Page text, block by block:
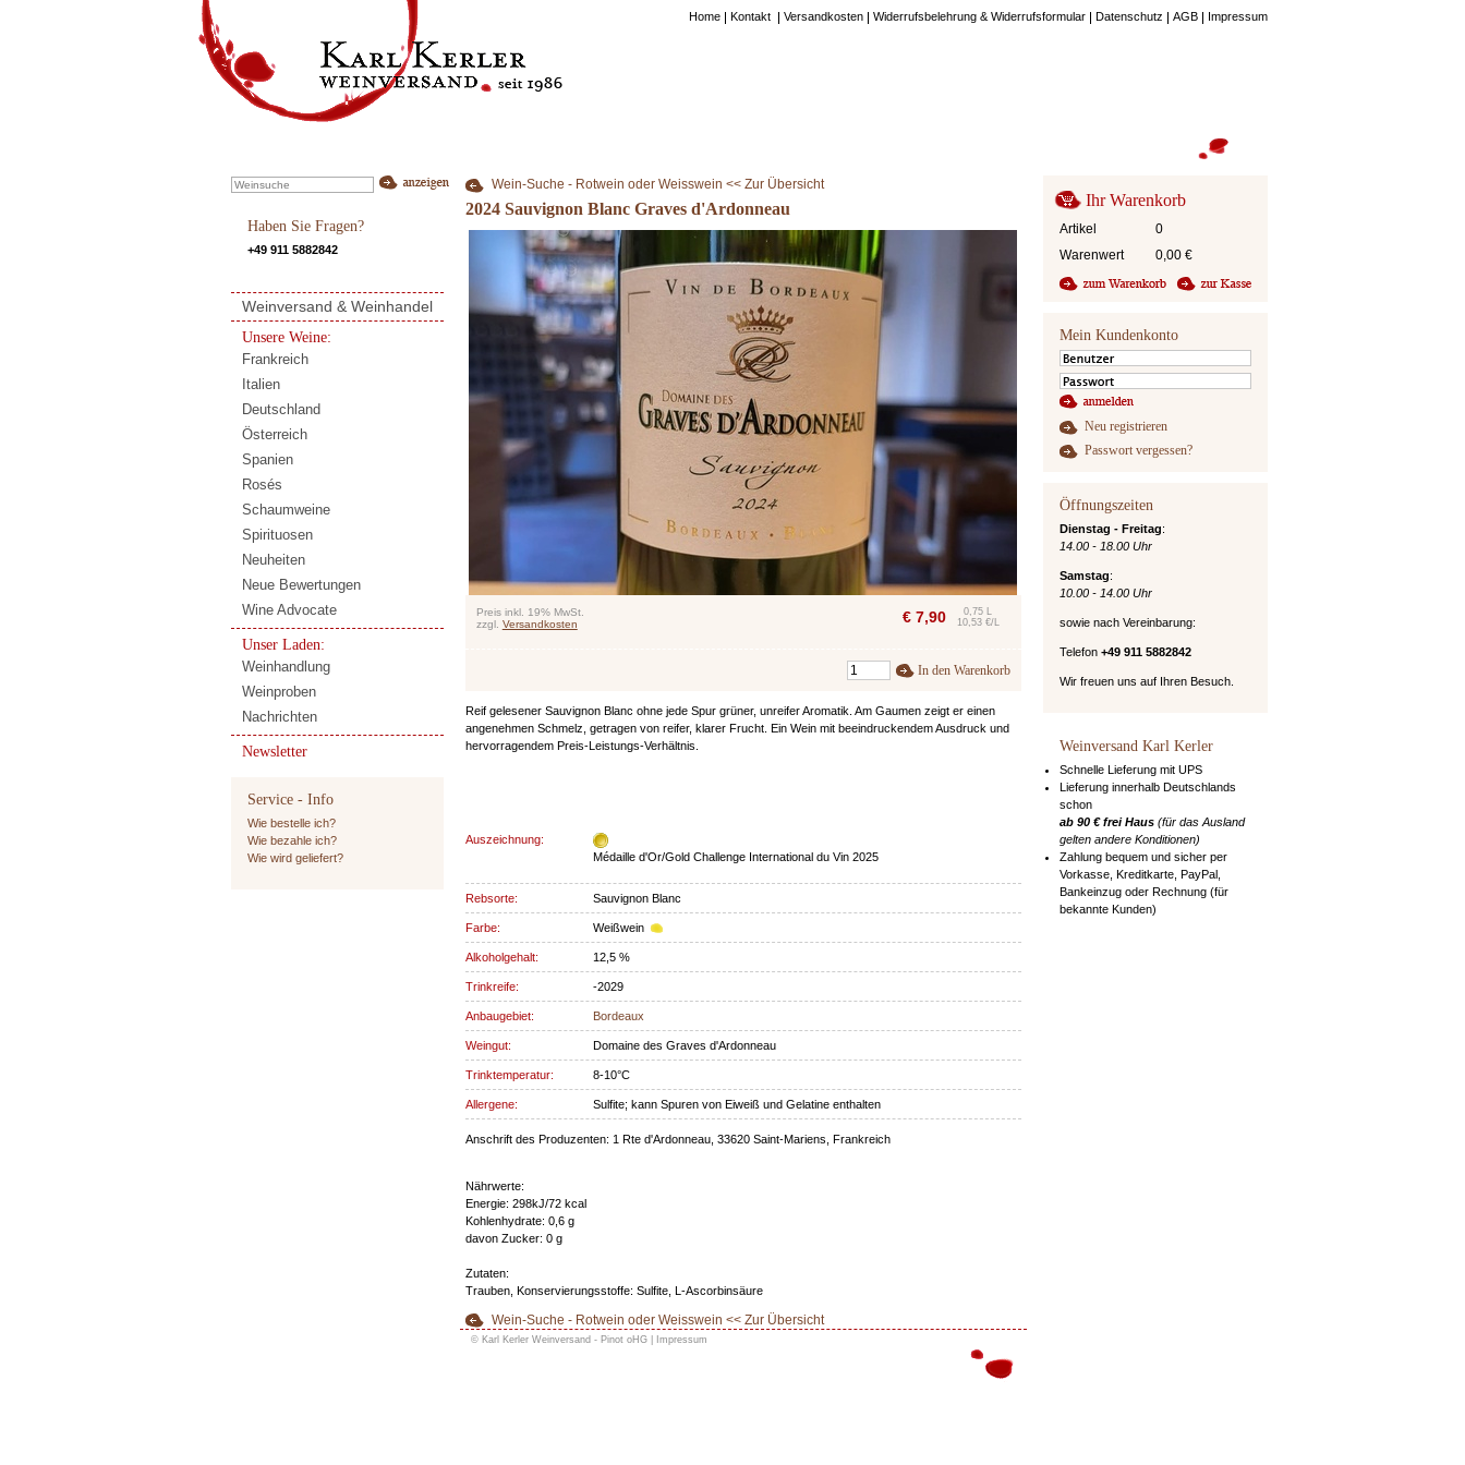
Home Kontakt Versandkosten Widerrufsbelehrung & Widerrufsformular Datenschutz AGB Impressum
Wein-Suche - Rotwein oder Weisswein << Zur Übersicht
2024 Sauvignon Blanc Graves d'Ardonneau
Preis inkl. 19% MwSt.
zzgl. Versandkosten € 7,90
0,75 L
10,53 €/L
In den Warenkorb
Reif gelesener Sauvignon Blanc ohne jede Spur grüner, unreifer Aromatik. Am Gaumen zeigt er einen
angenehmen Schmelz, getragen von reifer, klarer Frucht. Ein Wein mit beeindruckendem Ausdruck und
hervorragendem Preis-Leistungs-Verhältnis.
Auszeichnung:
Médaille d'Or/Gold Challenge International du Vin 2025
Rebsorte: Sauvignon Blanc
Farbe: Weißwein
Alkoholgehalt: 12,5 %
Trinkreife: -2029
Anbaugebiet: Bordeaux
Weingut: Domaine des Graves d'Ardonneau
Trinktemperatur: 8-10°C
Allergene: Sulfite; kann Spuren von Eiweiß und Gelatine enthalten
Anschrift des Produzenten: 1 Rte d'Ardonneau, 33620 Saint-Mariens, Frankreich
Nährwerte:
Energie: 298kJ/72 kcal
Kohlenhydrate: 0,6 g
davon Zucker: 0 g
Zutaten:
Trauben, Konservierungsstoffe: Sulfite, L-Ascorbinsäure
Wein-Suche - Rotwein oder Weisswein << Zur Übersicht
Haben Sie Fragen?
+49 911 5882842
Weinversand & Weinhandel
Unsere Weine:
Frankreich
Italien
Deutschland
Österreich
Spanien
Rosés
Schaumweine
Spirituosen
Neuheiten
Neue Bewertungen
Wine Advocate
Unser Laden:
Weinhandlung
Weinproben
Nachrichten
Newsletter
Service - Info
Wie bestelle ich?
Wie bezahle ich?
Wie wird geliefert?
Ihr Warenkorb
Artikel
0
Warenwert
0,00 €
Mein Kundenkonto
Neu registrieren
Passwort vergessen?
Öffnungszeiten
Dienstag - Freitag:
14.00 - 18.00 Uhr
Samstag:
10.00 - 14.00 Uhr
sowie nach Vereinbarung:
Telefon +49 911 5882842
Wir freuen uns auf Ihren Besuch.
Weinversand Karl Kerler
Schnelle Lieferung mit UPS
Lieferung innerhalb Deutschlands
schon
ab 90 € frei Haus(für das Ausland
gelten andere Konditionen)
Zahlung bequem und sicher per
Vorkasse, Kreditkarte, PayPal,
Bankeinzug oder Rechnung (für
bekannte Kunden)
© Karl Kerler Weinversand - Pinot oHG | Impressum